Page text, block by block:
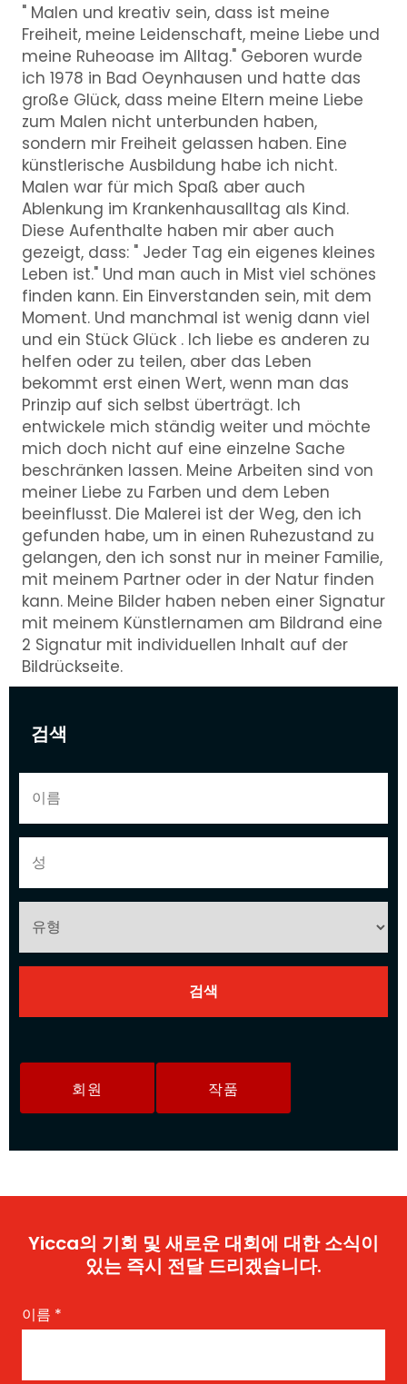
검색
회원 작품
" Malen und kreativ sein, dass ist meine
Freiheit, meine Leidenschaft, meine Liebe und
meine Ruheoase im Alltag." Geboren wurde
ich 1978 in Bad Oeynhausen und hatte das
große Glück, dass meine Eltern meine Liebe
zum Malen nicht unterbunden haben,
sondern mir Freiheit gelassen haben. Eine
künstlerische Ausbildung habe ich nicht.
Malen war für mich Spaß aber auch
Ablenkung im Krankenhausalltag als Kind.
Diese Aufenthalte haben mir aber auch
gezeigt, dass: " Jeder Tag ein eigenes kleines
Leben ist." Und man auch in Mist viel schönes
finden kann. Ein Einverstanden sein, mit dem
Moment. Und manchmal ist wenig dann viel
und ein Stück Glück . Ich liebe es anderen zu
helfen oder zu teilen, aber das Leben
bekommt erst einen Wert, wenn man das
Prinzip auf sich selbst überträgt. Ich
entwickele mich ständig weiter und möchte
mich doch nicht auf eine einzelne Sache
beschränken lassen. Meine Arbeiten sind von
meiner Liebe zu Farben und dem Leben
beeinflusst. Die Malerei ist der Weg, den ich
gefunden habe, um in einen Ruhezustand zu
gelangen, den ich sonst nur in meiner Familie,
mit meinem Partner oder in der Natur finden
kann. Meine Bilder haben neben einer Signatur
mit meinem Künstlernamen am Bildrand eine
2 Signatur mit individuellen Inhalt auf der
Bildrückseite.
Yicca의 기회 및 새로운 대회에 대한 소식이
있는 즉시 전달 드리겠습니다.
이름 *